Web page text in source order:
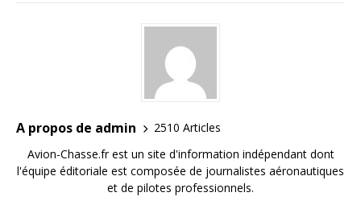
A propos de admin
2510 Articles
Avion-Chasse.fr est un site d'information indépendant dont
l'équipe éditoriale est composée de journalistes aéronautiques
et de pilotes professionnels.